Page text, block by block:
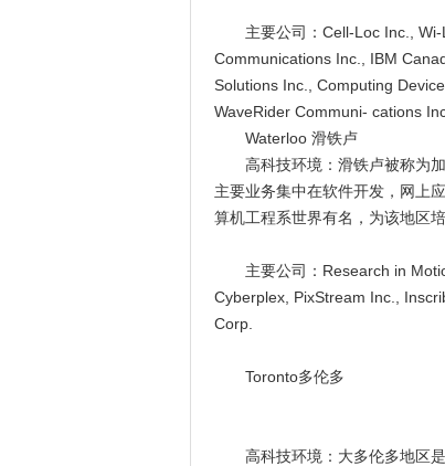
主要公司：Cell-Loc Inc., Wi-
Communications Inc., IBM
Solutions Inc., Computing
WaveRider Communi- cations
Waterloo 滑铁卢
高科技环境：滑铁卢被称为加
主要业务集中在软件开发，网上
算机工程系世界有名，为该地区
主要公司：Research in
Cyberplex, PixStream Inc.,
Corp.
Toronto多伦多
高科技环境：大多伦多地区是